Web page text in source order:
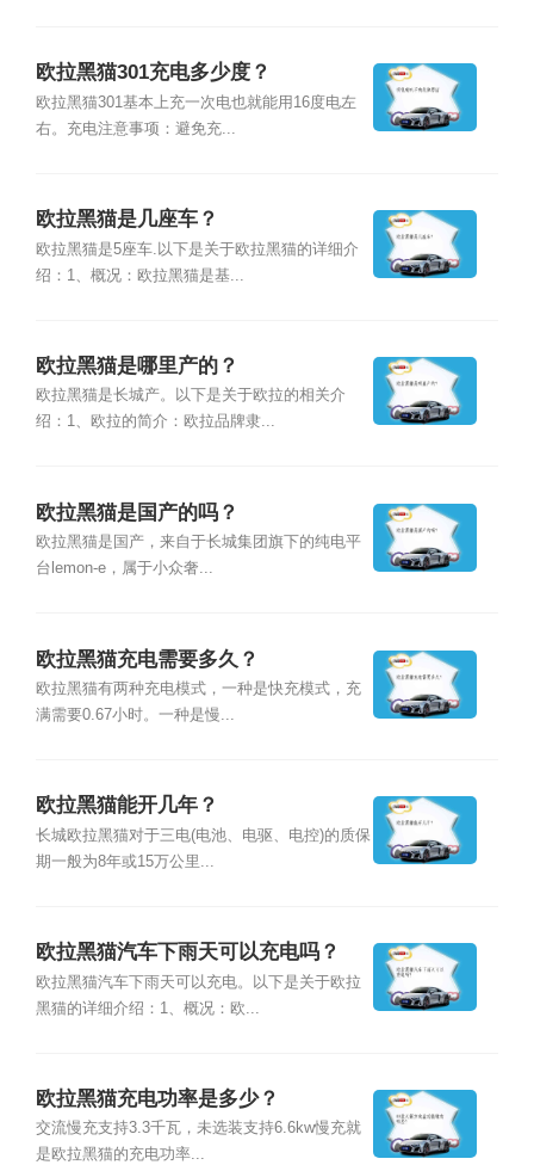
欧拉黑猫301充电多少度？
欧拉黑猫301基本上充一次电也就能用16度电左
右。充电注意事项：避免充...
欧拉黑猫是几座车？
欧拉黑猫是5座车.以下是关于欧拉黑猫的详细介
绍：1、概况：欧拉黑猫是基...
欧拉黑猫是哪里产的？
欧拉黑猫是长城产。以下是关于欧拉的相关介
绍：1、欧拉的简介：欧拉品牌隶...
欧拉黑猫是国产的吗？
欧拉黑猫是国产，来自于长城集团旗下的纯电平
台lemon-e，属于小众奢...
欧拉黑猫充电需要多久？
欧拉黑猫有两种充电模式，一种是快充模式，充
满需要0.67小时。一种是慢...
欧拉黑猫能开几年？
长城欧拉黑猫对于三电(电池、电驱、电控)的质保
期一般为8年或15万公里...
欧拉黑猫汽车下雨天可以充电吗？
欧拉黑猫汽车下雨天可以充电。以下是关于欧拉
黑猫的详细介绍：1、概况：欧...
欧拉黑猫充电功率是多少？
交流慢充支持3.3千瓦，未选装支持6.6kw慢充就
是欧拉黑猫的充电功率...